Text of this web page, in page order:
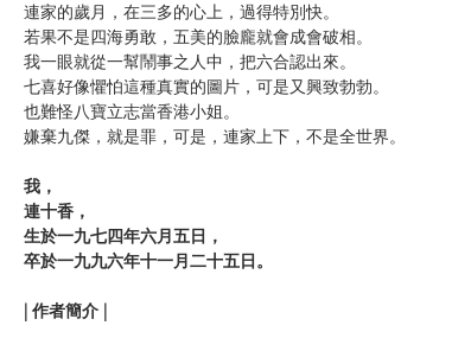
連家的歲月，在三多的心上，過得特別快。
若果不是四海勇敢，五美的臉龐就會成會破相。
我一眼就從一幫鬧事之人中，把六合認出來。
七喜好像懼怕這種真實的圖片，可是又興致勃勃。
也難怪八寶立志當香港小姐。
嫌棄九傑，就是罪，可是，連家上下，不是全世界。
我，
連十香，
生於一九七四年六月五日，
卒於一九九六年十一月二十五日。
| 作者簡介 |